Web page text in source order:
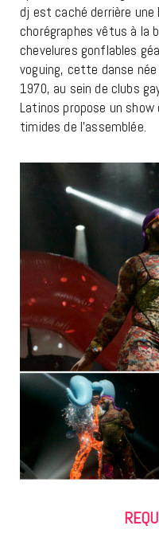
dj est caché derrière
chorégraphes vêtus à la
chevelures gonflables
voguing, cette danse
1970, au sein de clubs
Latinos propose un
timides de l’assemblée.